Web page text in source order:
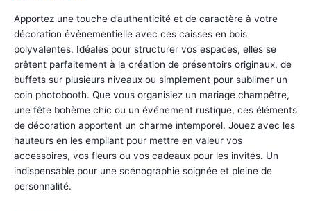
Apportez une touche d’authenticité et de caractère à votre
décoration événementielle avec ces caisses en bois
polyvalentes. Idéales pour structurer vos espaces, elles se
prêtent parfaitement à la création de présentoirs originaux, de
buffets sur plusieurs niveaux ou simplement pour sublimer un
coin photobooth. Que vous organisiez un mariage champêtre,
une fête bohème chic ou un événement rustique, ces éléments
de décoration apportent un charme intemporel. Jouez avec les
hauteurs en les empilant pour mettre en valeur vos
accessoires, vos fleurs ou vos cadeaux pour les invités. Un
indispensable pour une scénographie soignée et pleine de
personnalité.